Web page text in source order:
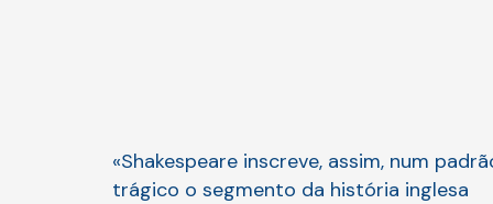
«Shakespeare inscreve, assim, num
trágico o segmento da história inglesa